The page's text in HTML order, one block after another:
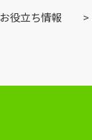
お役立ち情報